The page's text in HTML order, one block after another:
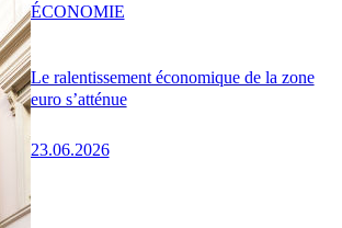
Le ralentissement économique de la zone
euro s’atténue
23.06.2026
ÉCONOMIE